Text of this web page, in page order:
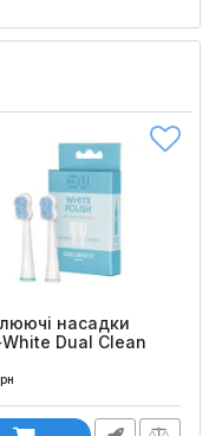
насадки
Dual Clean
Edel+White Sonic
8 WINNER
139